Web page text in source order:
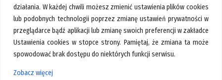
działania. W każdej chwili możesz zmienić ustawienia plików cookies
lub podobnych technologii poprzez zmianę ustawień prywatności w
przeglądarce bądź aplikacji lub zmianę swoich preferencji w zakładce
Ustawienia cookies w stopce strony. Pamiętaj, że zmiana ta może
spowodować brak dostępu do niektórych funkcji serwisu.
Zobacz więcej
BRANŻE
MAPA CENTRUM
BLOG EKSPERCKI